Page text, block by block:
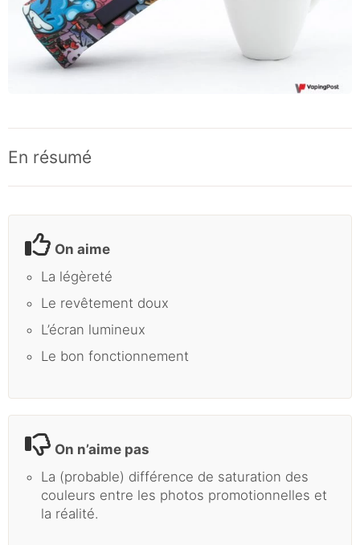
En résumé
On aime
La légèreté
Le revêtement doux
L’écran lumineux
Le bon fonctionnement
On n’aime pas
La (probable) différence de saturation des
couleurs entre les photos promotionnelles et
la réalité.